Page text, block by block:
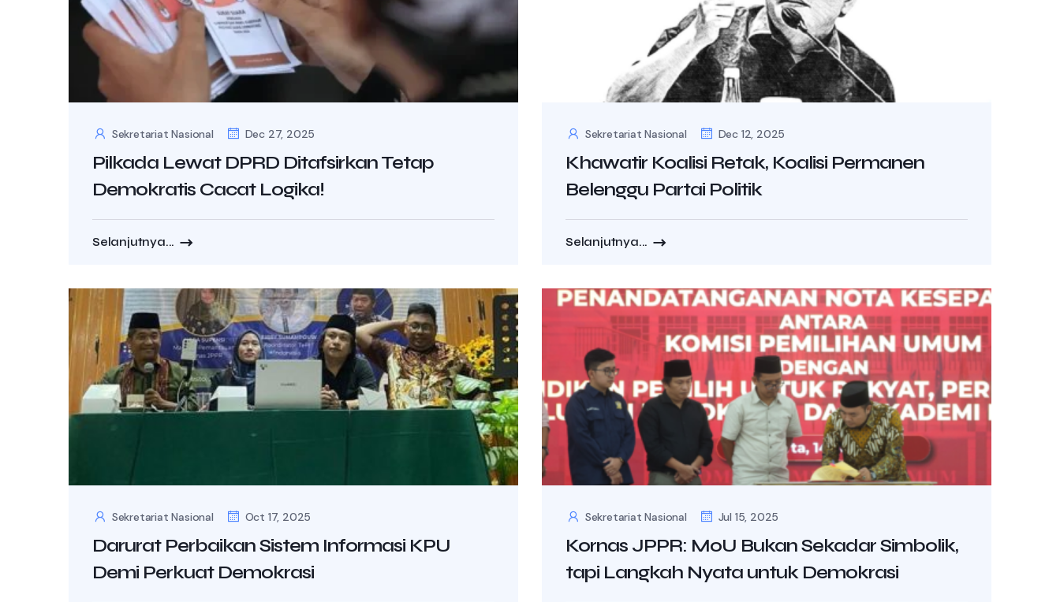
Sekretariat Nasional Dec 27, 2025
Pilkada Lewat DPRD Ditafsirkan Tetap
Demokratis Cacat Logika!
Selanjutnya...
Sekretariat Nasional Dec 12, 2025
Khawatir Koalisi Retak, Koalisi Permanen
Belenggu Partai Politik
Selanjutnya...
Sekretariat Nasional Oct 17, 2025
Darurat Perbaikan Sistem Informasi KPU
Demi Perkuat Demokrasi
Sekretariat Nasional Jul 15, 2025
Kornas JPPR: MoU Bukan Sekadar Simbolik,
tapi Langkah Nyata untuk Demokrasi